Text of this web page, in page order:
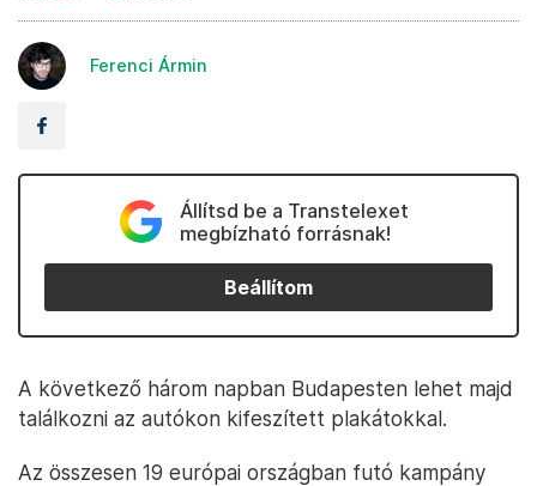
Ferenci Ármin
Állítsd be a Transtelexet
megbízható forrásnak!
Beállítom
A következő három napban Budapesten lehet majd
találkozni az autókon kifeszített plakátokkal.
Az összesen 19 európai országban futó kampány